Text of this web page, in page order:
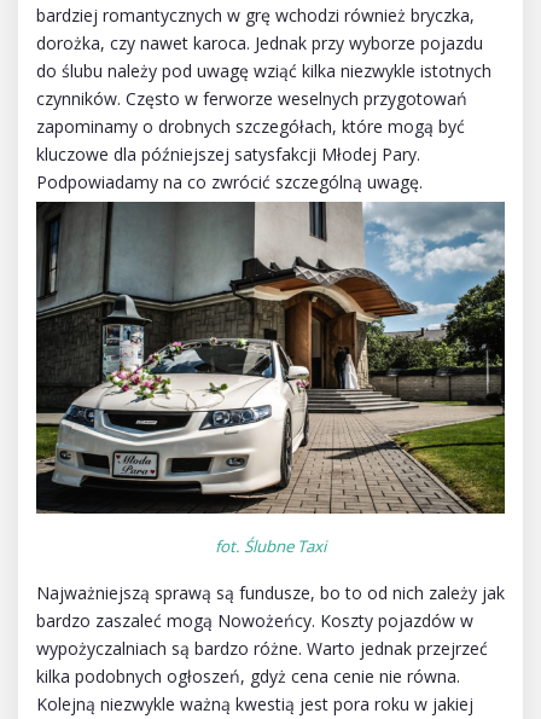
bardziej romantycznych w grę wchodzi również bryczka,
dorożka, czy nawet karoca. Jednak przy wyborze pojazdu
do ślubu należy pod uwagę wziąć kilka niezwykle istotnych
czynników. Często w ferworze weselnych przygotowań
zapominamy o drobnych szczegółach, które mogą być
kluczowe dla późniejszej satysfakcji Młodej Pary.
Podpowiadamy na co zwrócić szczególną uwagę.
fot. Ślubne Taxi
Najważniejszą sprawą są fundusze, bo to od nich zależy jak
bardzo zaszaleć mogą Nowożeńcy. Koszty pojazdów w
wypożyczalniach są bardzo różne. Warto jednak przejrzeć
kilka podobnych ogłoszeń, gdyż cena cenie nie równa.
Kolejną niezwykle ważną kwestią jest pora roku w jakiej